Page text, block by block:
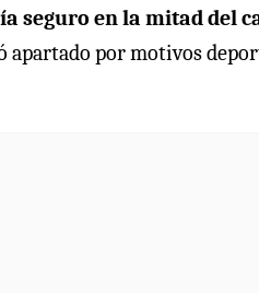
seguro en la mitad del
apartado por motivos